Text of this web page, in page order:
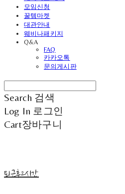
모임신청
꿀템마켓
대관안내
웨비나패키지
Q&A
FAQ
카카오톡
문의게시판
Search 검색
Log In 로그인
Cart장바구니
퇴근후2시간